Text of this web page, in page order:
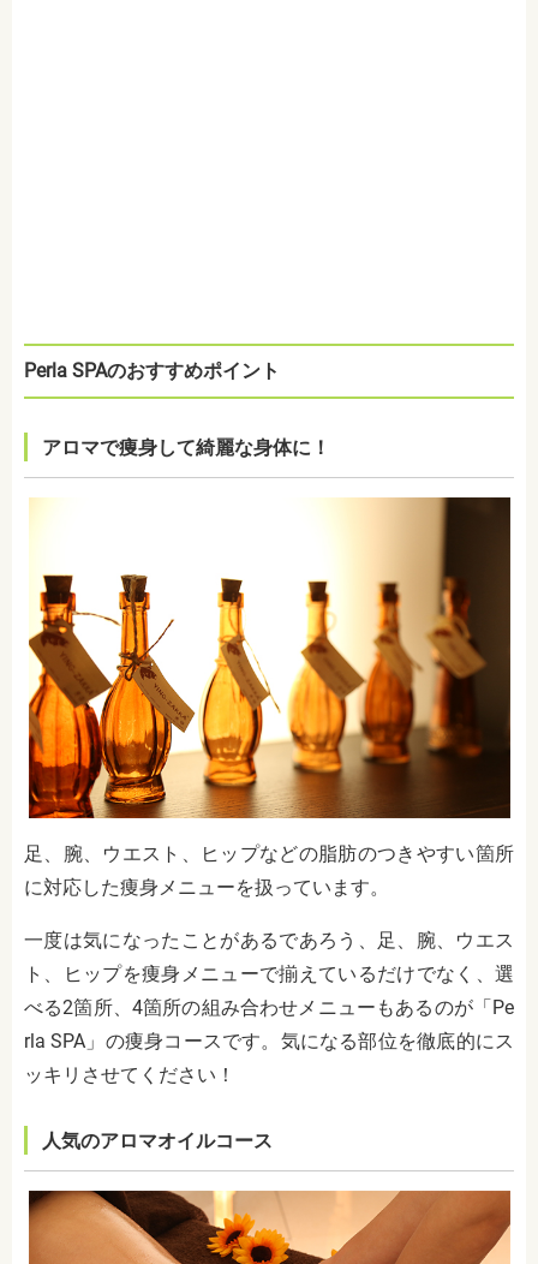
Perla SPAのおすすめポイント
アロマで痩身して綺麗な身体に！
足、腕、ウエスト、ヒップなどの脂肪のつきやすい箇所
に対応した痩身メニューを扱っています。
一度は気になったことがあるであろう、足、腕、ウエス
ト、ヒップを痩身メニューで揃えているだけでなく、選
べる2箇所、4箇所の組み合わせメニューもあるのが「Pe
rla SPA」の痩身コースです。気になる部位を徹底的にス
ッキリさせてください！
人気のアロマオイルコース